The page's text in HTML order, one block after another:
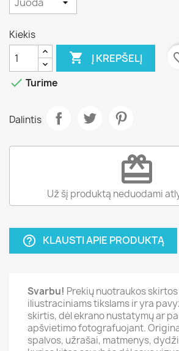
Kiekis
 Į KREPŠELĮ
 Turime
Dalintis
redeem
Už šį produktą neduodami
help_outline KLAUSTI APIE PRODUKTĄ
Svarbu! Prekių nuotraukos
iliustraciniams tikslams ir yra
skirtis, dėl ekrano nustatymų ar
apšvietimo fotografuojant.
spalvos, užrašai, matmenys,